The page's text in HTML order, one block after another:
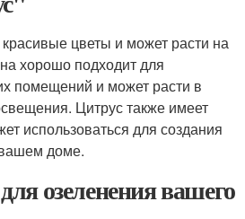
цветы и может расти на
хорошо подходит для
помещений и может расти в
Цитрус также имеет
использоваться для создания
доме.
озеленения вашего